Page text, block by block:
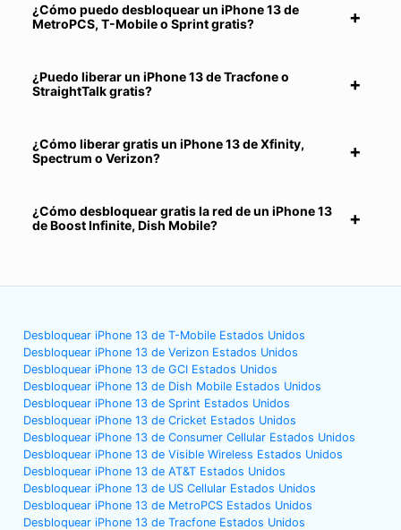
¿Cómo puedo desbloquear un iPhone 13 de
MetroPCS, T-Mobile o Sprint gratis?
¿Puedo liberar un iPhone 13 de Tracfone o
StraightTalk gratis?
¿Cómo liberar gratis un iPhone 13 de Xfinity,
Spectrum o Verizon?
¿Cómo desbloquear gratis la red de un iPhone 13
de Boost Infinite, Dish Mobile?
Desbloquear iPhone 13 de T-Mobile Estados Unidos
Desbloquear iPhone 13 de Verizon Estados Unidos
Desbloquear iPhone 13 de GCI Estados Unidos
Desbloquear iPhone 13 de Dish Mobile Estados Unidos
Desbloquear iPhone 13 de Sprint Estados Unidos
Desbloquear iPhone 13 de Cricket Estados Unidos
Desbloquear iPhone 13 de Consumer Cellular Estados Unidos
Desbloquear iPhone 13 de Visible Wireless Estados Unidos
Desbloquear iPhone 13 de AT&T Estados Unidos
Desbloquear iPhone 13 de US Cellular Estados Unidos
Desbloquear iPhone 13 de MetroPCS Estados Unidos
Desbloquear iPhone 13 de Tracfone Estados Unidos